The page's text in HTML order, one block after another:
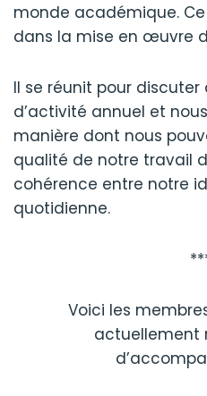
monde académique.
dans la mise en œuvre
Il se réunit pour
d’activité annuel et
manière dont nous
qualité de notre travail
cohérence entre notre
quotidienne.
Voici les
actuellement